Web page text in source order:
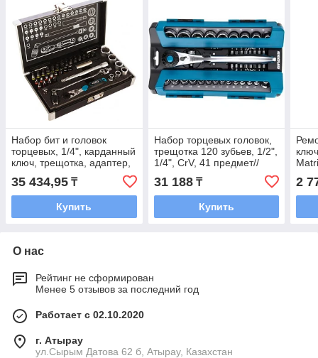
Набор бит и головок
торцевых, 1/4", карданный
ключ, трещотка, адаптер,
35 434,95 ₸
Купить
Набор торцевых головок,
трещотка 120 зубьев, 1/2",
1/4", CrV, 41 предмет//
31 188₸
Купить
2
О нас
Рейтинг не сформирован
Менее 5 отзывов за последний год
Работает с 02.10.2020
г. Атырау
ул.Сырым Датова 62 б, Атырау, Казахстан